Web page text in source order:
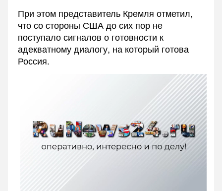
При этом представитель Кремля отметил,
что со стороны США до сих пор не
поступало сигналов о готовности к
адекватному диалогу, на который готова
Россия.